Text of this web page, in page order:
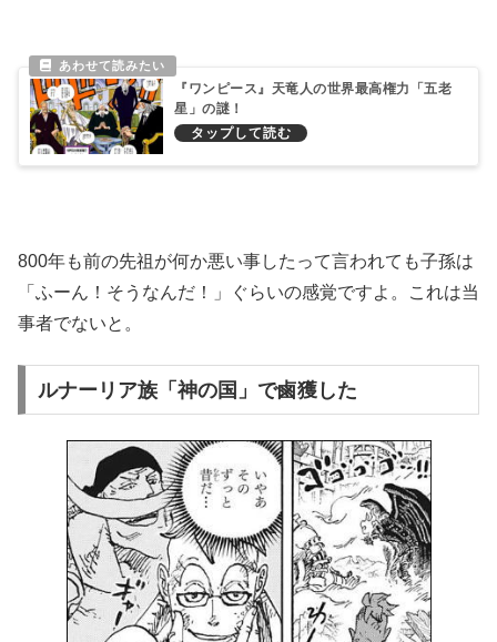
『ワンピース』天竜人の世界最高権力「五老
星」の謎！
800年も前の先祖が何か悪い事したって言われても子孫は
「ふーん！そうなんだ！」ぐらいの感覚ですよ。これは当
事者でないと。
ルナーリア族「神の国」で鹵獲した